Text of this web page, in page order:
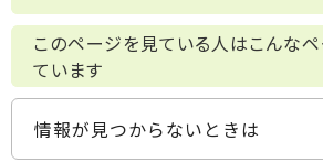
このページを見ている人はこんな
ています
情報が見つからないときは